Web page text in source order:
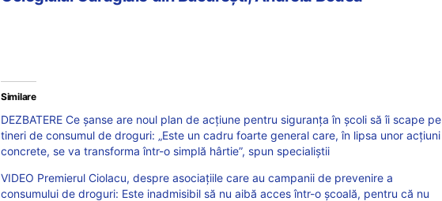
Similare
DEZBATERE Ce șanse are noul plan de acțiune pentru siguranța în școli să îi scape pe
tineri de consumul de droguri: „Este un cadru foarte general care, în lipsa unor acțiuni
concrete, se va transforma într-o simplă hârtie”, spun specialiștii
VIDEO Premierul Ciolacu, despre asociațiile care au campanii de prevenire a
consumului de droguri: Este inadmisibil să nu aibă acces într-o școală, pentru că nu